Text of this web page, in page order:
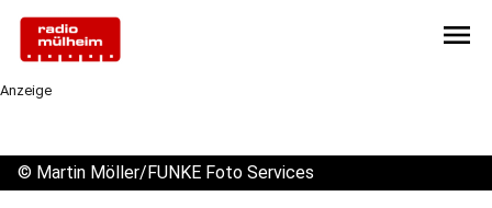
menu
Anzeige
© Martin Möller/FUNKE Foto Services